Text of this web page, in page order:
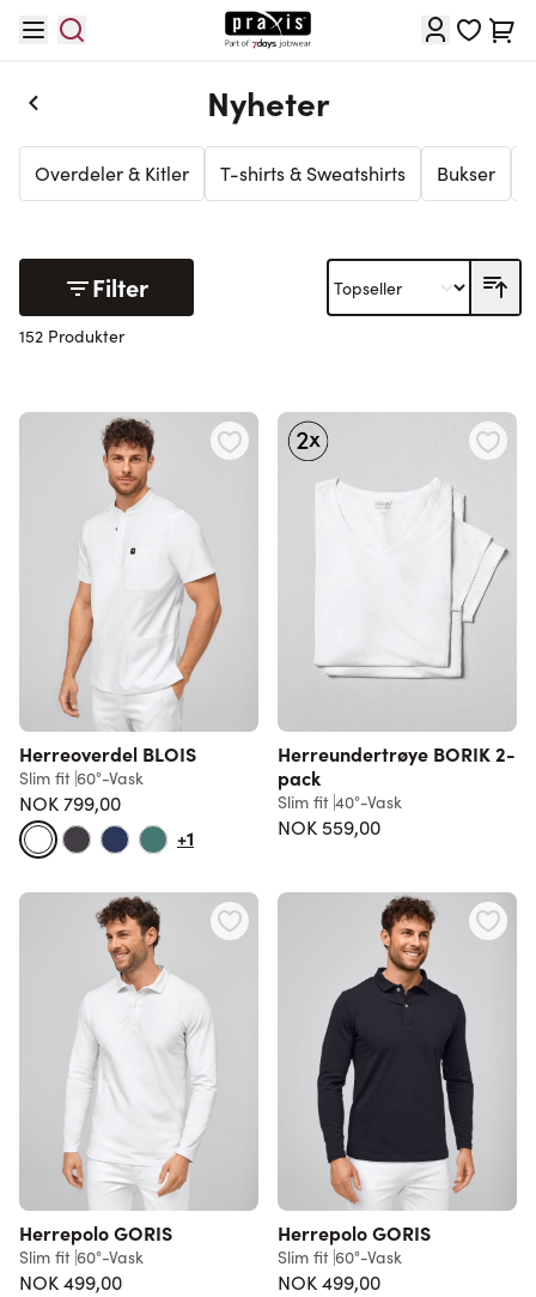
Cart
Nyheter
Overdeler & Kitler T-shirts & Sweatshirts Bukser
Filter
152 Produkter
Herreoverdel BLOIS
Slim fit 60°-Vask
NOK 799,00
+1
Herreundertrøye BORIK 2-
pack
Slim fit 40°-Vask
NOK 559,00
Herrepolo GORIS
Slim fit 60°-Vask
NOK 499,00
Herrepolo GORIS
Slim fit 60°-Vask
NOK 499,00